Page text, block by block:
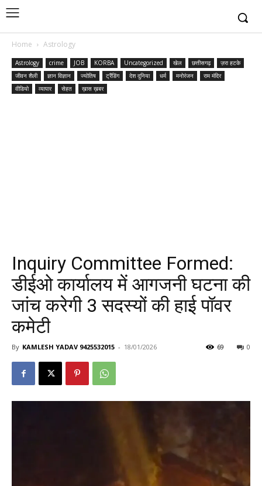
Home Astrology
Astrology crime JOB KORBA Uncategorized खेल छत्तीसगढ़
ज़रा हटके
जीवन शैली
ज्ञान विज्ञान ज्योतिष ट्रैंडिंग देश दुनिया धर्म मनोरंजन
राम मंदिर
वीडियो
व्यापार सेहत ख़ास ख़बर
Inquiry Committee Formed:
डीईओ कार्यालय में आगजनी घटना की
जांच करेगी 3 सदस्यों की हाई पॉवर
कमेटी
By KAMLESH YADAV 9425532015 - 18/01/2026 0
69